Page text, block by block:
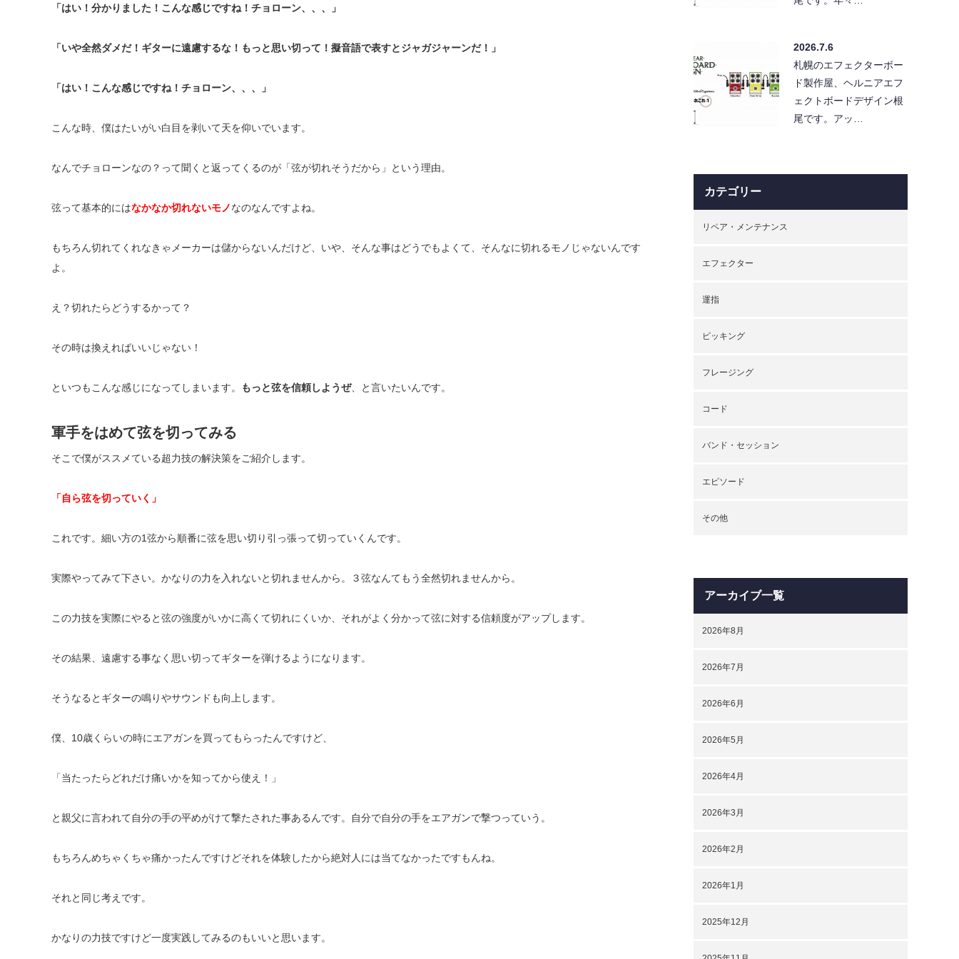
「はい！分かりました！こんな感じですね！チョローン、、、」
「いや全然ダメだ！ギターに遠慮するな！もっと思い切って！擬音語で表すとジャガジャーンだ！」
「はい！こんな感じですね！チョローン、、、」
こんな時、僕はたいがい白目を剥いて天を仰いでいます。
なんでチョローンなの？って聞くと返ってくるのが「弦が切れそうだから」という理由。
弦って基本的にはなかなか切れないモノなのなんですよね。
もちろん切れてくれなきゃメーカーは儲からないんだけど、いや、そんな事はどうでもよくて、そんなに切れるモノじゃないんです
よ。
え？切れたらどうするかって？
その時は換えればいいじゃない！
といつもこんな感じになってしまいます。 もっと弦を信頼しようぜ、と言いたいんです。
軍手をはめて弦を切ってみる
そこで僕がススメている超力技の解決策をご紹介します。
「自ら弦を切っていく」
これです。細い方の1弦から順番に弦を思い切り引っ張って切っていくんです。
実際やってみて下さい。かなりの力を入れないと切れませんから。３弦なんてもう全然切れませんから。
この力技を実際にやると弦の強度がいかに高くて切れにくいか、それがよく分かって弦に対する信頼度がアップします。
その結果、遠慮する事なく思い切ってギターを弾けるようになります。
そうなるとギターの鳴りやサウンドも向上します。
僕、 10歳くらいの時にエアガンを買ってもらったんですけど、
「当たったらどれだけ痛いかを知ってから使え！」
と親父に言われて自分の手の平めがけて撃たされた事あるんです。自分で自分の手をエアガンで撃つっていう。
もちろんめちゃくちゃ痛かったんですけどそれを体験したから絶対人には当てなかったですもんね。
それと同じ考えです。
かなりの力技ですけど一度実践してみるのもいいと思います。
2026.7.6
札幌のエフェクターボー
ド製作屋、ヘルニアエフ
ェクトボードデザイン根
尾です。アッ…
カテゴリー
リペア・メンテナンス
エフェクター
運指
ピッキング
フレージング
コード
バンド・セッション
エピソード
その他
アーカイブ一覧
2026年8月
2026年7月
2026年6月
2026年5月
2026年4月
2026年3月
2026年2月
2026年1月
2025年12月